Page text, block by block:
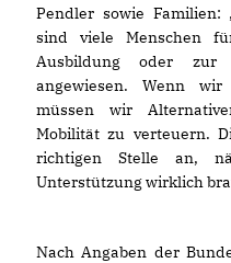
Pendler sowie Familien:
sind viele Menschen
Ausbildung oder
angewiesen. Wenn
müssen wir
Mobilität zu verteuern.
richtigen Stelle an,
Unterstützung wirklich
Nach Angaben der